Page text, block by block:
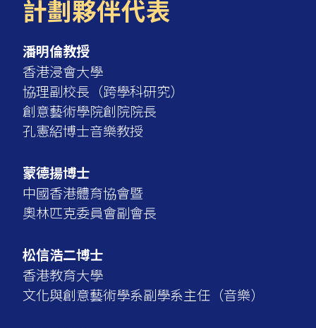
計劃夥伴代表
潘明倫教授
香港浸會大學
協理副校長（跨學科研究）
創意藝術學院創院院長
孔憲紹博士音樂教授
蒙德揚博士
中國香港體育協會暨
奧林匹克委員會副會長
松信浩二博士
香港教育大學
文化與創意藝術學系副學系主任（音樂）